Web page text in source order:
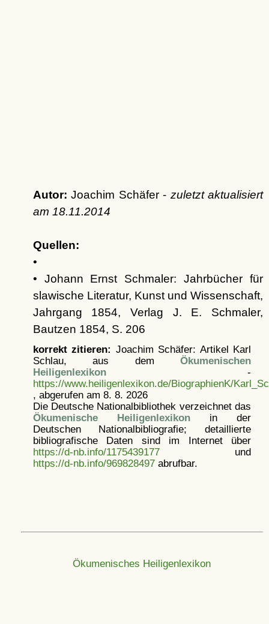
Autor: Joachim Schäfer - zuletzt aktualisiert
am 18.11.2014
Quellen:
•
• Johann Ernst Schmaler: Jahrbücher für
slawische Literatur, Kunst und Wissenschaft,
Jahrgang 1854, Verlag J. E. Schmaler,
Bautzen 1854, S. 206
korrekt zitieren: Joachim Schäfer: Artikel Karl
Schlau, aus dem Ökumenischen
Heiligenlexikon-
https://www.heiligenlexikon.de/BiographienK/
, abgerufen am 8. 8. 2026
Die Deutsche Nationalbibliothek verzeichnet das
Ökumenische Heiligenlexikonin der
Deutschen Nationalbibliografie; detaillierte
bibliografische Daten sind im Internet über
https://d-nb.info/1175439177und
https://d-nb.info/969828497abrufbar.
Ökumenisches Heiligenlexikon